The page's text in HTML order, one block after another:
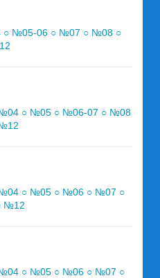
○ №05-06 ○ №07 ○ №08 ○
○ №05 ○ №06-07 ○ №08
○ №05 ○ №06 ○ №07 ○
№12
○ №05 ○ №06 ○ №07 ○